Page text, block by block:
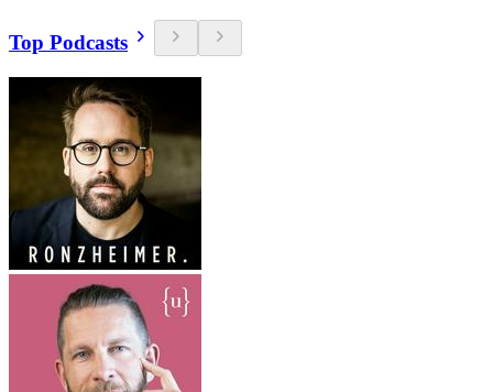
Top Podcasts